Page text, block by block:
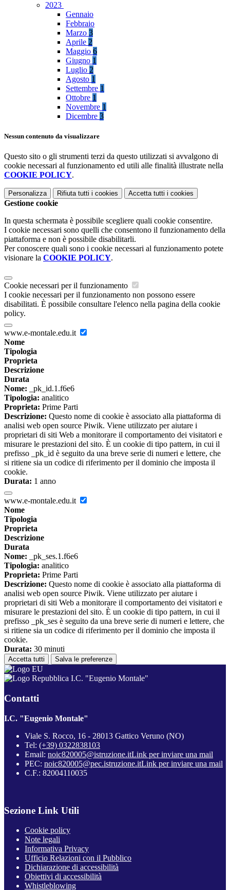
2023
Gennaio
Febbraio
Marzo 3
Aprile 2
Maggio 6
Giugno 1
Luglio 2
Agosto 1
Settembre 1
Ottobre 1
Novembre 1
Dicembre 3
Nessun contenuto da visualizzare
Questo sito o gli strumenti terzi da questo utilizzati si avvalgono di
cookie necessari al funzionamento ed utili alle finalità illustrate nella
COOKIE POLICY.
Personalizza Rifiuta tutti i cookies Accetta tutti i cookies
Gestione cookie
In questa schermata è possibile scegliere quali cookie consentire.
I cookie necessari sono quelli che consentono il funzionamento della
piattaforma e non è possibile disabilitarli.
Per conoscere quali sono i cookie necessari al funzionamento potete
visionare la COOKIE POLICY.
Cookie necessari per il funzionamento
I cookie necessari per il funzionamento non possono essere
disabilitati. È possibile consultare l'elenco nella pagina della cookie
policy.
www.e-montale.edu.it
Nome
Tipologia
Proprieta
Descrizione
Durata
Nome: _pk_id.1.f6e6
Tipologia: analitico
Proprieta: Prime Parti
Descrizione: Questo nome di cookie è associato alla piattaforma di
analisi web open source Piwik. Viene utilizzato per aiutare i
proprietari di siti Web a monitorare il comportamento dei visitatori e
misurare le prestazioni del sito. È un cookie di tipo pattern, in cui il
prefisso _pk_id è seguito da una breve serie di numeri e lettere, che
si ritiene sia un codice di riferimento per il dominio che imposta il
cookie.
Durata: 1 anno
www.e-montale.edu.it
Nome
Tipologia
Proprieta
Descrizione
Durata
Nome: _pk_ses.1.f6e6
Tipologia: analitico
Proprieta: Prime Parti
Descrizione: Questo nome di cookie è associato alla piattaforma di
analisi web open source Piwik. Viene utilizzato per aiutare i
proprietari di siti Web a monitorare il comportamento dei visitatori e
misurare le prestazioni del sito. È un cookie di tipo pattern, in cui il
prefisso _pk_ses è seguito da una breve serie di numeri e lettere, che
si ritiene sia un codice di riferimento per il dominio che imposta il
cookie.
Durata: 30 minuti
Accetta tutti Salva le preferenze
I.C. "Eugenio Montale"
Contatti
I.C. "Eugenio Montale"
Viale S. Rocco, 16 - 28013 Gattico Veruno (NO)
Tel: (+39) 0322838103
Email: noic820005@istruzione.itLink per inviare una mail
PEC: noic820005@pec.istruzione.itLink per inviare una mail
C.F.: 82004110035
Sezione Link Utili
Cookie policy
Note legali
Informativa Privacy
Ufficio Relazioni con il Pubblico
Dichiarazione di accessibilità
Obiettivi di accessibilità
Whistleblowing